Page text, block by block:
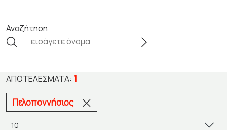
Αναζήτηση
ΑΠΟΤΕΛΈΣΜΑΤΑ: 1
Πελοποννήσιος